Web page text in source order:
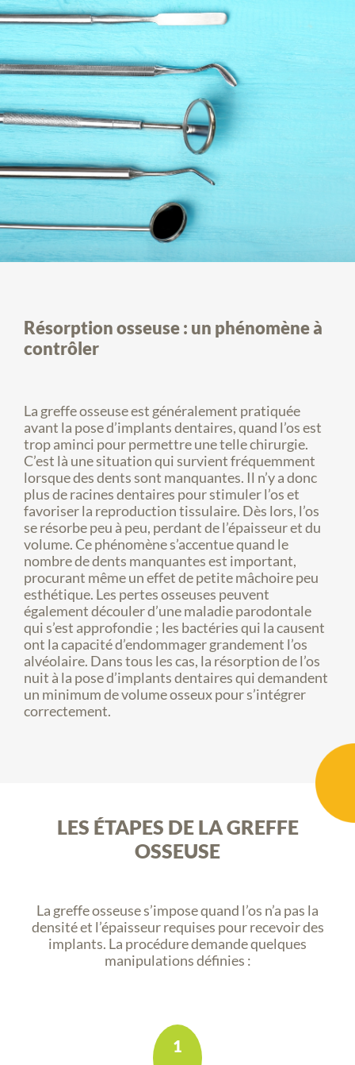
Résorption osseuse : un phénomène à
contrôler
La greffe osseuse est généralement pratiquée
avant la pose d’implants dentaires, quand l’os est
trop aminci pour permettre une telle chirurgie.
C’est là une situation qui survient fréquemment
lorsque des dents sont manquantes. Il n’y a donc
plus de racines dentaires pour stimuler l’os et
favoriser la reproduction tissulaire. Dès lors, l’os
se résorbe peu à peu, perdant de l’épaisseur et du
volume. Ce phénomène s’accentue quand le
nombre de dents manquantes est important,
procurant même un effet de petite mâchoire peu
esthétique. Les pertes osseuses peuvent
également découler d’une maladie parodontale
qui s’est approfondie ; les bactéries qui la causent
ont la capacité d’endommager grandement l’os
alvéolaire. Dans tous les cas, la résorption de l’os
nuit à la pose d’implants dentaires qui demandent
un minimum de volume osseux pour s’intégrer
correctement.
LES ÉTAPES DE LA GREFFE
OSSEUSE
La greffe osseuse s’impose quand l’os n’a pas la
densité et l’épaisseur requises pour recevoir des
implants. La procédure demande quelques
manipulations définies :
1